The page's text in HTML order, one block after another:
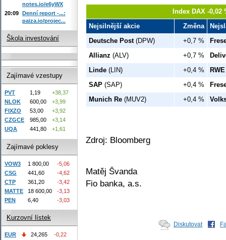
Index DAX -0,02
Nejsilnější akcie
Změna
Deutsche Post(DPW) +0,7 %
Allianz (ALV) +0,7 %
Linde (LIN) +0,4 % RWE
SAP (SAP) +0,4 %
Munich Re (MUV2) +0,4 %
Zdroj: Bloomberg
Matěj Švanda
Fio banka, a.s.
Diskutovat
notes.io/e6yWX
20:09 Denní report -...:
paiza.io/projec...
Škola investování
Zajímavé vzestupy
PVT 1,19
+38,37
NLOK
600,00
+3,99
FIXZO
53,00
+3,92
CZGCE
985,00
+3,14
UQA
441,80 +1,61
Zajímavé poklesy
VOW3 1 800,00
-5,06
CSG
441,60
-4,62
CTP
361,20
-3,42
MATTE
18 600,00
-3,13
PEN
6,40 -3,03
Kurzovní lístek
EUR 24,265
-0,22